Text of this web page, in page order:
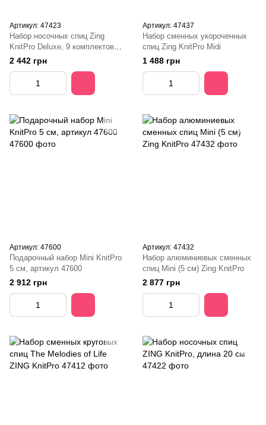
Артикул: 47423
Набор носочных спиц Zing
KnitPro Deluxe, 9 комплектов,
15 см
2 442 грн
Артикул: 47437
Набор сменных укороченных
спиц Zing KnitPro Midi
1 488 грн
Артикул: 47600
Подарочный набор Mini KnitPro
5 см, артикул 47600
2 912 грн
Артикул: 47432
Набор алюминиевых сменных
спиц Mini (5 см) Zing KnitPro
2 877 грн